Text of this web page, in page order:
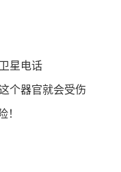
星电话
个器官就会受伤
！